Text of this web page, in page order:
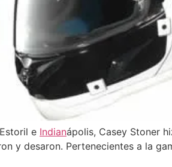
e Indianápolis, Casey Stoner
y desaron. Pertenecientes a la